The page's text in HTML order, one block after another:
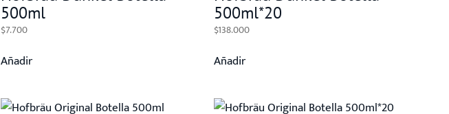
500ml
$7.700
Añadir
500ml*20
$138.000
Añadir